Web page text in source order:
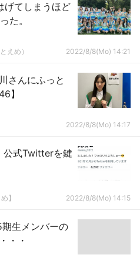
げてしまうほど
た。
えめ） 2022/8/8(Mo) 14:21
さんにふっと
】
2022/8/8(Mo) 14:17
公式Twitterを鍵
】 2022/8/8(Mo) 14:15
期生メンバーの
・・